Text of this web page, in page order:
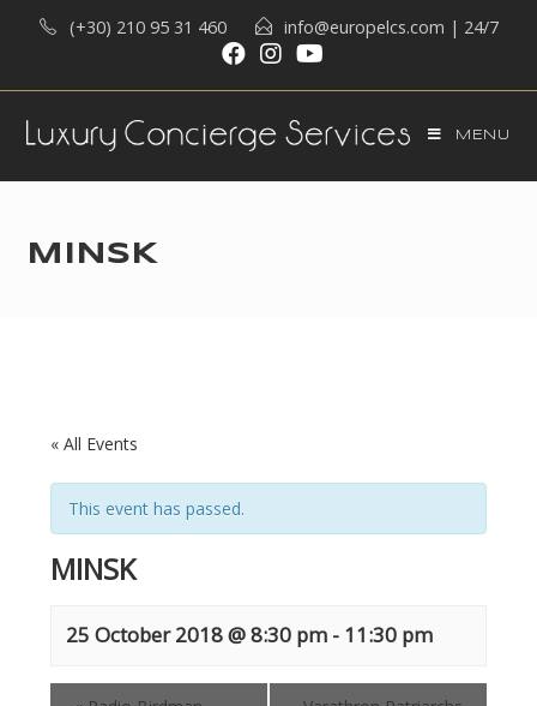
(+30) 210 95 31 460 info@europelcs.com | 24/7
MENU
MINSK
« All Events
This event has passed.
MINSK
25 October 2018 @ 8:30 pm - 11:30 pm